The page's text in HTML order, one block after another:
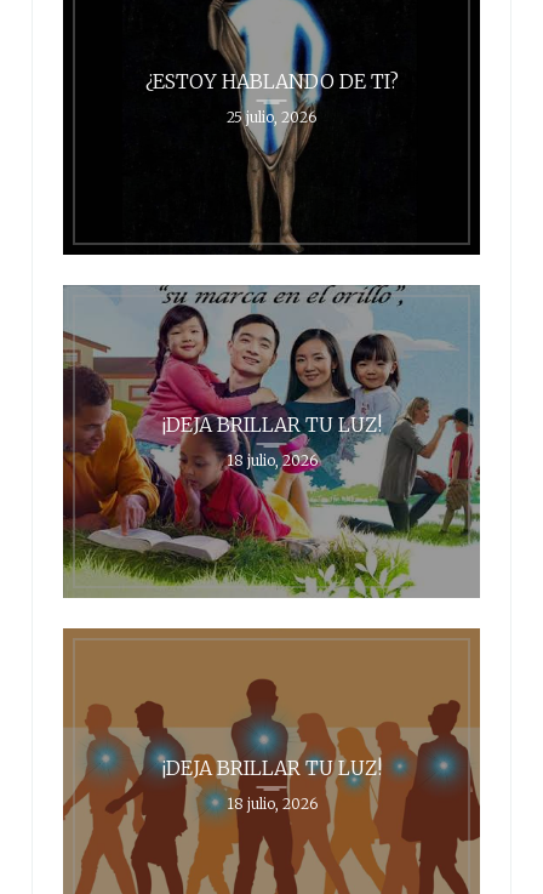
¿ESTOY HABLANDO DE TI?
25 julio, 2026
¡DEJA BRILLAR TU LUZ!
18 julio, 2026
¡DEJA BRILLAR TU LUZ!
18 julio, 2026